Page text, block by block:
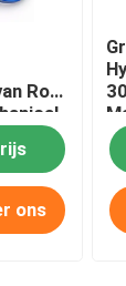
Rod
ons